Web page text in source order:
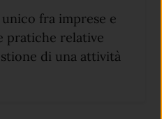
fra imprese e
pratiche relative
di una attività